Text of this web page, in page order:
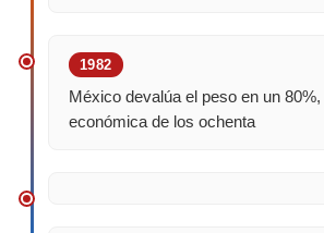
1982
México devalúa el peso en un
económica de los ochenta